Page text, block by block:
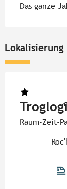
Das ganze
Lokalisierung
Raum-Zeit-